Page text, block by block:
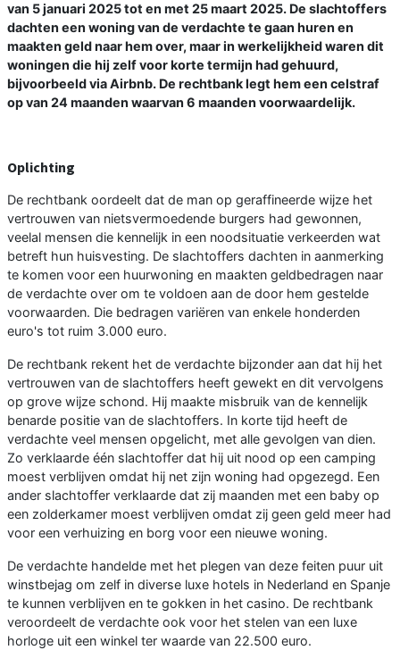
van 5 januari 2025 tot en met 25 maart 2025. De slachtoffers
dachten een woning van de verdachte te gaan huren en
maakten geld naar hem over, maar in werkelijkheid waren dit
woningen die hij zelf voor korte termijn had gehuurd,
bijvoorbeeld via Airbnb. De rechtbank legt hem een celstraf
op van 24 maanden waarvan 6 maanden voorwaardelijk.
Oplichting
De rechtbank oordeelt dat de man op geraffineerde wijze het
vertrouwen van nietsvermoedende burgers had gewonnen,
veelal mensen die kennelijk in een noodsituatie verkeerden wat
betreft hun huisvesting. De slachtoffers dachten in aanmerking
te komen voor een huurwoning en maakten geldbedragen naar
de verdachte over om te voldoen aan de door hem gestelde
voorwaarden. Die bedragen variëren van enkele honderden
euro's tot ruim 3.000 euro.
De rechtbank rekent het de verdachte bijzonder aan dat hij het
vertrouwen van de slachtoffers heeft gewekt en dit vervolgens
op grove wijze schond. Hij maakte misbruik van de kennelijk
benarde positie van de slachtoffers. In korte tijd heeft de
verdachte veel mensen opgelicht, met alle gevolgen van dien.
Zo verklaarde één slachtoffer dat hij uit nood op een camping
moest verblijven omdat hij net zijn woning had opgezegd. Een
ander slachtoffer verklaarde dat zij maanden met een baby op
een zolderkamer moest verblijven omdat zij geen geld meer had
voor een verhuizing en borg voor een nieuwe woning.
De verdachte handelde met het plegen van deze feiten puur uit
winstbejag om zelf in diverse luxe hotels in Nederland en Spanje
te kunnen verblijven en te gokken in het casino. De rechtbank
veroordeelt de verdachte ook voor het stelen van een luxe
horloge uit een winkel ter waarde van 22.500 euro.